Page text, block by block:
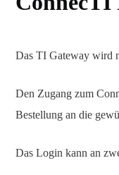
Das TI Gateway wird
Den Zugang zum
Bestellung an die
Das Login kann an